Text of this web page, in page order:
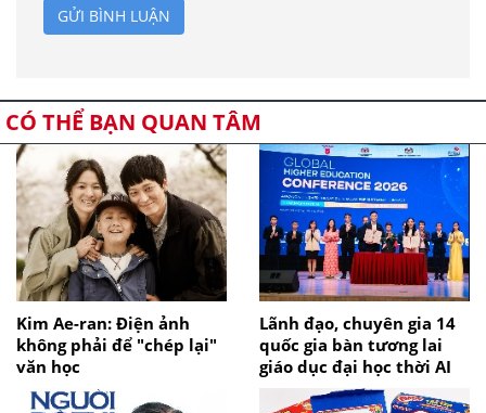
GỬI BÌNH LUẬN
CÓ THỂ BẠN QUAN TÂM
Kim Ae-ran: Điện ảnh
không phải để "chép lại"
văn học
Lãnh đạo, chuyên gia 14
quốc gia bàn tương lai
giáo dục đại học thời AI